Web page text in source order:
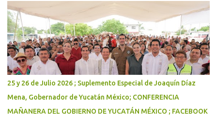
yucatecas. El Gobernador Joaquín Díaz Mena puso en marcha la
distribución de paquetes escolares del programa "Bienestar en tu
Escuela", que beneficiará a 264,349 alumnas y alumnos de
primaria y secundaria públicas, para que inicien el próximo ciclo
escolar con las herramientas necesarias para su aprendizaje._
Con una inversión total cercana a 184 millones de pesos, el
Gobernador Joaquín Díaz Mena inició la distribución de paquetes
escolares del programa Bienestar en tu Escuela, que beneficiará a
264 mil 349 alumnas y alumnos de primarias y secundarias
públicas, así como a sus familias. Este esquema respalda la
25 y 26 de Julio 2026 ; Suplemento Especial de Joaquín Díaz
Mena, Gobernador de Yucatán México; CONFERENCIA
MAÑANERA DEL GOBIERNO DE YUCATÁN MÉXICO ; FACEBOOK